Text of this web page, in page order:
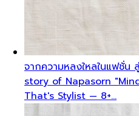
จากความหลงใหลในแฟชั่น
story of Napasorn
That's Stylist — 8+…